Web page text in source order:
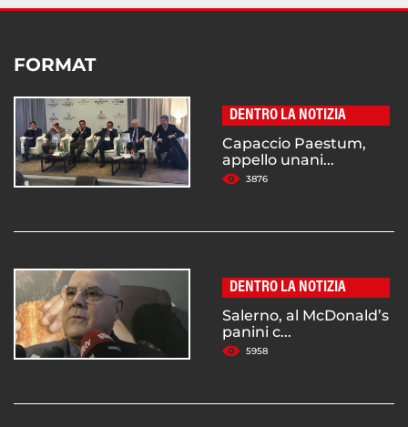
FORMAT
DENTRO LA NOTIZIA
Capaccio Paestum,
appello unani...
3876
DENTRO LA NOTIZIA
Salerno, al McDonald’s
panini c...
5958